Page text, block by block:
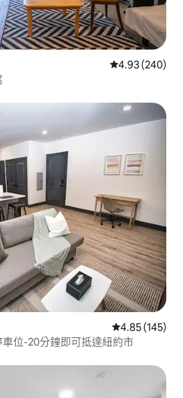
從 240 則評價
4.93 (240)
從 145 則評價
4.85 (145)
位-20分鐘即可抵達紐約市